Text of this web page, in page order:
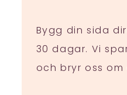
Bygg din sida
30 dagar. Vi
och bryr oss